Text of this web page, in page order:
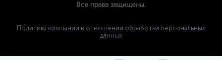
Все права защищены.
Политика компании в отношении обработки персональных
данных